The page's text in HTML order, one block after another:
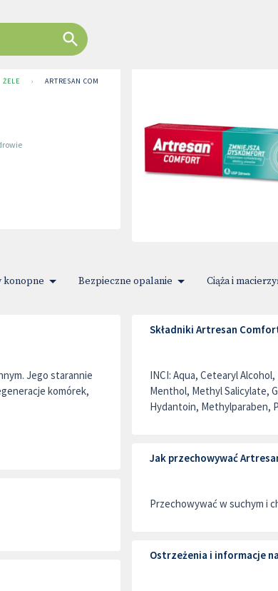
ŻELE › ARTRESAN COMFORT
konopne Bezpieczne opalanie Ciąża i
Jego starannie
komórek,
Składniki Artresan
INCI: Aqua, Cetearyl
Menthol, Methyl Salicylate,
Hydantoin, Methylparaben,
Jak przechowywać
Przechowywać w suchym i
Ostrzeżenia i informacje